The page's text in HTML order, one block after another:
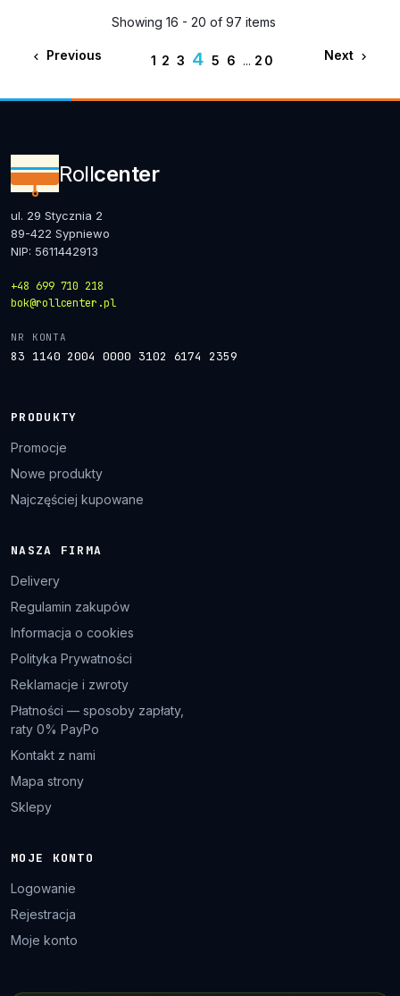
Showing 16 - 20 of 97 items
 Previous 1 2 3 4 5 6 ... 20 Next 
Rollcenter
ul. 29 Stycznia 2
89-422 Sypniewo
NIP: 5611442913
+48 699 710 218
bok@rollcenter.pl
NR KONTA
83 1140 2004 0000 3102 6174 2359
PRODUKTY
Promocje
Nowe produkty
Najczęściej kupowane
NASZA FIRMA
Delivery
Regulamin zakupów
Informacja o cookies
Polityka Prywatności
Reklamacje i zwroty
Płatności — sposoby zapłaty,
raty 0% PayPo
Kontakt z nami
Mapa strony
Sklepy
MOJE KONTO
Logowanie
Rejestracja
Moje konto